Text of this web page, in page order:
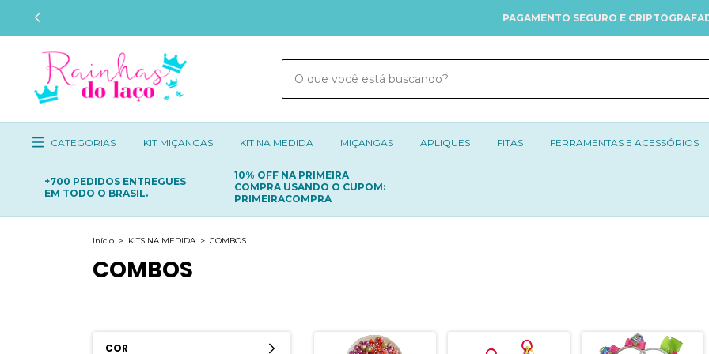
PAGAMENTO SEGURO E CRIPTOGRAFADO
CATEGORIAS KIT MIÇANGAS KIT NA MEDIDA MIÇANGAS APLIQUES FITAS FERRAMENTAS E ACESSÓRIOS
+700 PEDIDOS ENTREGUES
EM TODO O BRASIL.
10% OFF NA PRIMEIRA
COMPRA USANDO O CUPOM:
PRIMEIRACOMPRA
Início > KITS NA MEDIDA > COMBOS
COMBOS
COR